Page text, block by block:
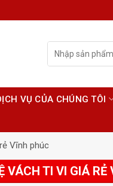
kiếm:
VỤ CỦA CHÚNG TÔI
Vĩnh phúc
VÁCH TI VI GIÁ RẺ